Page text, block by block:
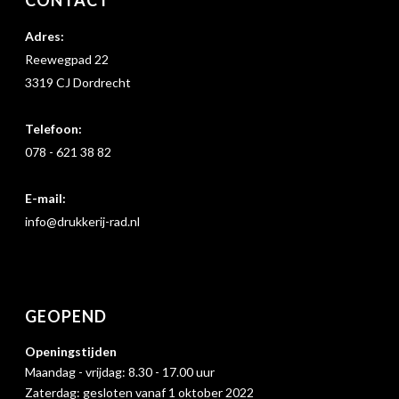
Adres:
Reewegpad 22
3319 CJ Dordrecht
Telefoon:
078 - 621 38 82
E-mail:
info@drukkerij-rad.nl
GEOPEND
Openingstijden
Maandag - vrijdag: 8.30 - 17.00 uur
Zaterdag: gesloten vanaf 1 oktober 2022